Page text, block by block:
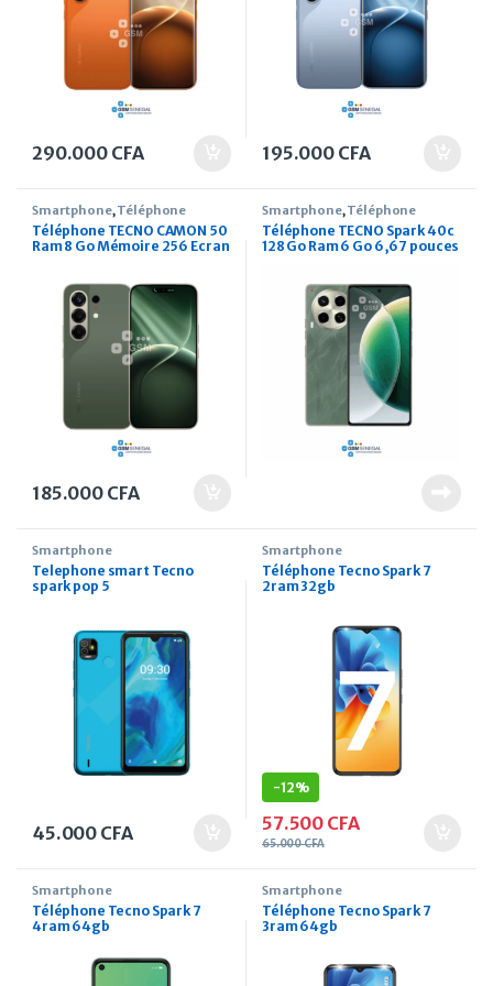
290.000 CFA 195.000 CFA
Smartphone,Téléphone
Téléphone TECNO CAMON 50
Ram 8 Go Mémoire 256 Ecran
185.000 CFA
Smartphone,Téléphone
Téléphone TECNO Spark 40c
128 Go Ram 6 Go 6,67 pouces
Smartphone
Telephone smart Tecno
spark pop 5
45.000 CFA
Smartphone
Téléphone Tecno Spark 7
2ram 32gb
-12%
57.500 CFA
65.000CFA
Smartphone
Téléphone Tecno Spark 7
4ram 64gb
Smartphone
Téléphone Tecno Spark 7
3ram 64gb